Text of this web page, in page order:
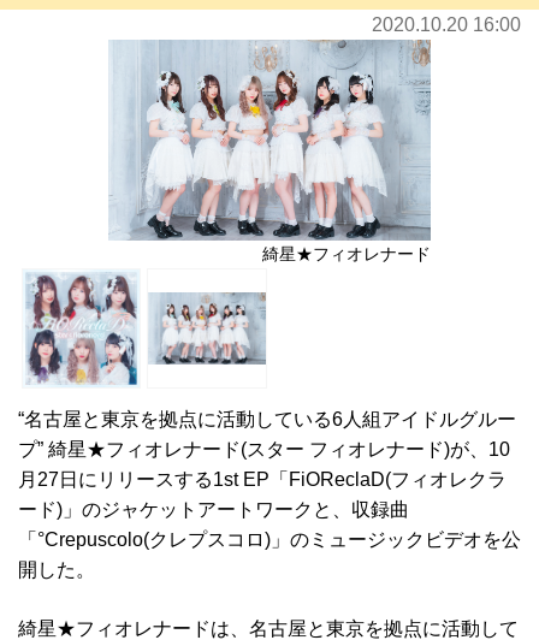
2020.10.20 16:00
綺星★フィオレナード
“名古屋と東京を拠点に活動している6人組アイドルグルー
プ” 綺星★フィオレナード(スター フィオレナード)が、10
月27日にリリースする1st EP「FiOReclaD(フィオレクラ
ード)」のジャケットアートワークと、収録曲
「°Crepuscolo(クレプスコロ)」のミュージックビデオを公
開した。
綺星★フィオレナードは、名古屋と東京を拠点に活動して